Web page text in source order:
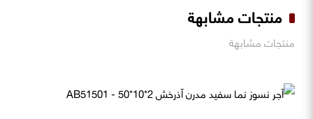
منتجات مشابهة
منتجات مشابهة